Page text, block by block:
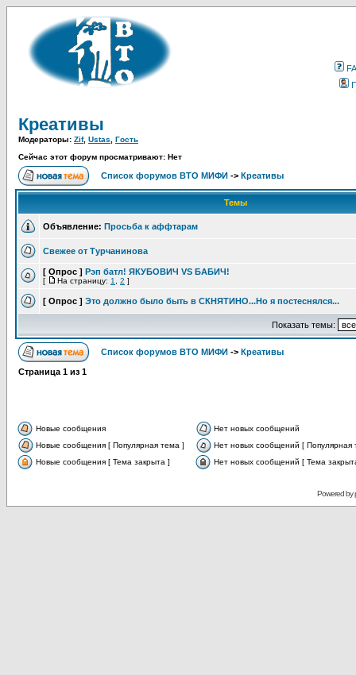
Креативы
Модераторы: Zif, Ustas
Гость
Сейчас этот форум просматривают: Нет
Список форумов ВТО МИФИ -> Креативы
Темы
Объявление: Просьба к аффтарам
Свежее от Турчанинова
[ Опрос ] Рэп батл! ЯКУБОВИЧ VS БАБИЧ!
[ На страницу: 1 2 ]
[ Опрос ] Это должно было быть в СКНЯТИНО...Но я постеснялся...
Показать темы:
Список форумов ВТО МИФИ -> Креативы
Страница 1 из 1
Новые сообщения
Нет новых сообщений
Новые сообщения [ Популярная тема ]
Нет новых сообщений [ Популярная
Новые сообщения [ Тема закрыта ]
Нет новых сообщений [ Тема
Powered by